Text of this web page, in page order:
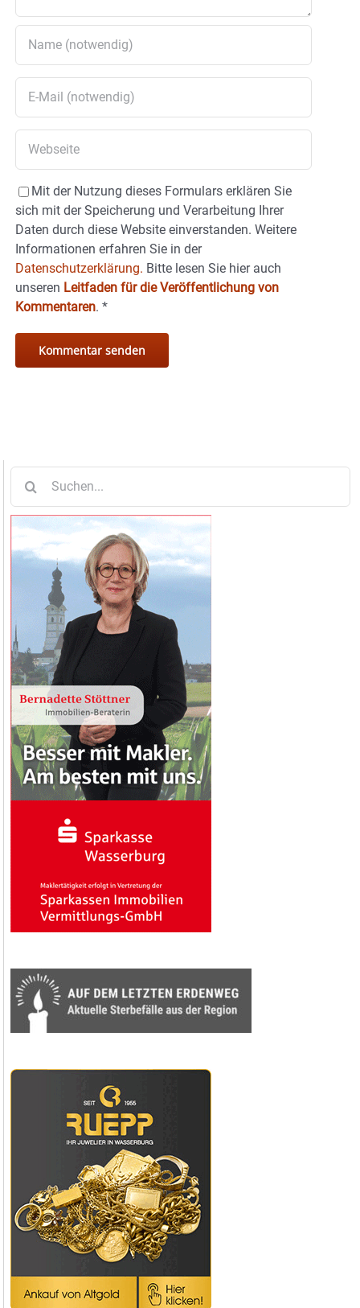
Mit der Nutzung dieses Formulars erklären Sie
sich mit der Speicherung und Verarbeitung Ihrer
Daten durch diese Website einverstanden. Weitere
Informationen erfahren Sie in der
Datenschutzerklärung. Bitte lesen Sie hier auch
unseren Leitfaden für die Veröffentlichung von
Kommentaren. *
nach: